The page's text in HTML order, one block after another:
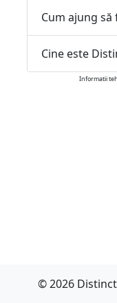
Cum ajung
Cine este
Informatii
© 2026